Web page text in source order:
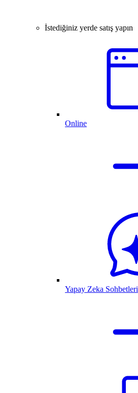
İstediğiniz yerde satış yapın
Online
Yapay Zeka Sohbetleri